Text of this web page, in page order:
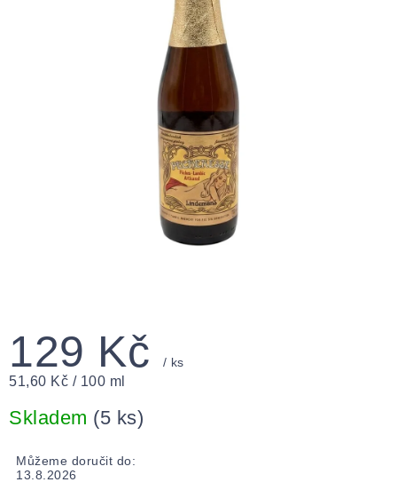
129 Kč / ks
Měrná
51,60 Kč / 100 ml
Skladem (5 ks)
Můžeme doručit do:
13.8.2026